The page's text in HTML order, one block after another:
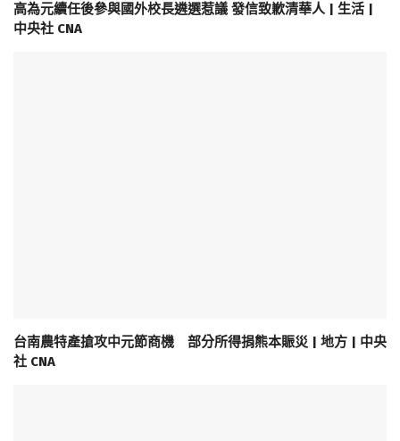
高為元續任後參與國外校長遴選惹議 發信致歉清華人 | 生活 |
中央社 CNA
台南農特產搶攻中元節商機 部分所得捐熊本賑災 | 地方 | 中央
社 CNA